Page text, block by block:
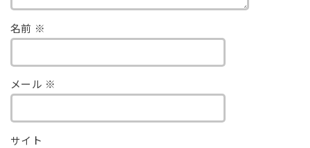
名前 ※
メール ※
サイト